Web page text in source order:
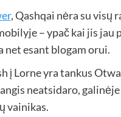
, Qashqai nėra su visų
– ypač kai jis
net esant blogam orui.
į Lorne yra tankus
neatsidaro,
vainikas.